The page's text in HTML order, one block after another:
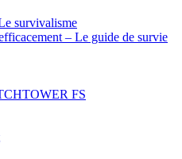
survivalisme
– Le guide de survie
FS